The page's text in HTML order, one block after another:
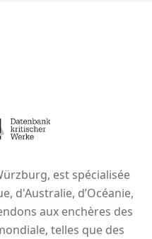
est spécialisée
d'Australie, d’Océanie,
aux enchères des
telles que des